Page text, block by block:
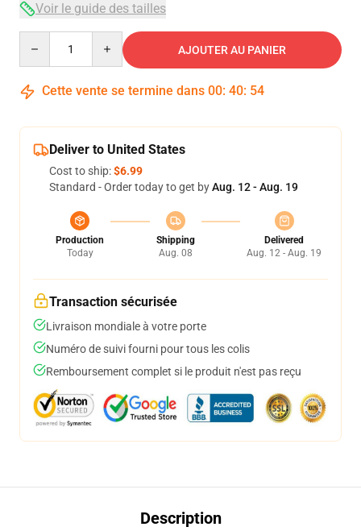
Voir le guide des tailles
AJOUTER AU PANIER
Cette vente se termine dans 00: 40: 53
Deliver to United States
Cost to ship:$6.99
Standard - Order today to get byAug. 12 - Aug. 19
Production
Today
Shipping
Aug. 08
Delivered
Aug. 12 - Aug. 19
Transaction sécurisée
Livraison mondiale à votre porte
Numéro de suivi fourni pour tous les colis
Remboursement complet si le produit n'est pas reçu
Description